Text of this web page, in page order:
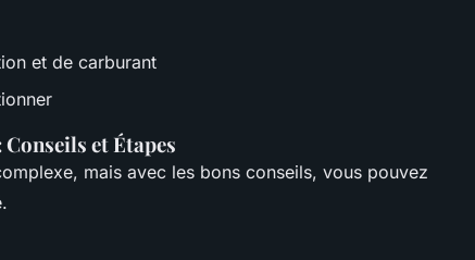
et de carburant
et Étapes
mais avec les bons conseils, vous pouvez